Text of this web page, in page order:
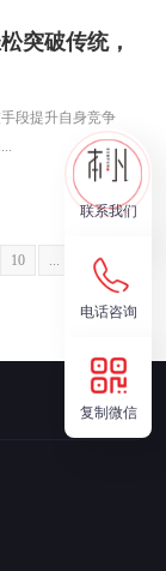
联系我们
电话咨询
复制微信
突破传统，
段提升自身竞争
10 ...
下一页